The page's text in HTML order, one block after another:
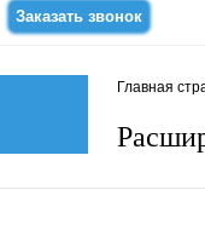
Заказать звонок
Главная